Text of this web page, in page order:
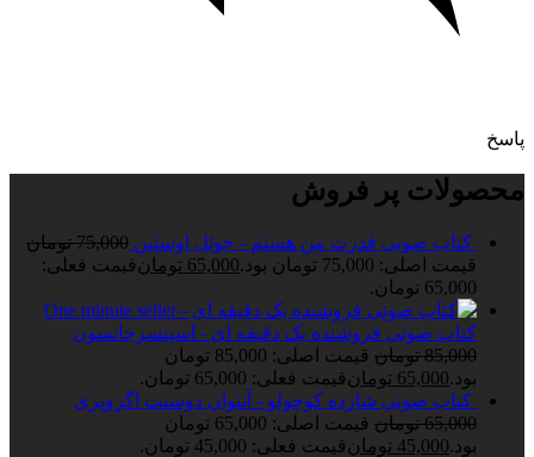
پاسخ
محصولات پر فروش
کتاب صوتی قدرت من هستم - جوئل اوستین 75,000 تومان
قیمت اصلی: 75,000 تومان بود.
65,000 تومانقیمت فعلی:
65,000 تومان.
کتاب صوتی فروشنده یک دقیقه ای - اسپنسرجانسون
85,000 تومان
قیمت اصلی: 85,000 تومان
بود.65,000 تومانقیمت فعلی: 65,000 تومان.
کتاب صوتی شازده کوچولو - آنتوان دوسنت اگزوپری
65,000 تومان
قیمت اصلی: 65,000 تومان
بود.45,000 تومانقیمت فعلی: 45,000 تومان.